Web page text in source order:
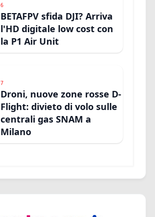
6
BETAFPV sfida DJI? Arriva
l'HD digitale low cost con
la P1 Air Unit
7
Droni, nuove zone rosse D-
Flight: divieto di volo sulle
centrali gas SNAM a
Milano